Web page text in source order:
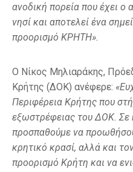
ανοδική πορεία που έχει ο
νησί και αποτελεί ένα
προορισμό ΚΡΗΤΗ».
Ο Νίκος Μηλιαράκης,
Κρήτης (ΔΟΚ) ανέφερε:
Περιφέρεια Κρήτης που
εξωστρέφειας του ΔΟΚ. Σε
προσπαθούμε να
κρητικό κρασί, αλλά και
προορισμό Κρήτη και να